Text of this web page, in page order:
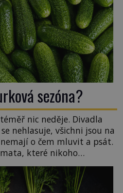
sezóna?
nic neděje. Divadla
nehlasuje, všichni jsou na
o čem mluvit a psát.
které nikoho
ona letní doba spojovaná
sezónu známe už
ovšem jako Češi […]